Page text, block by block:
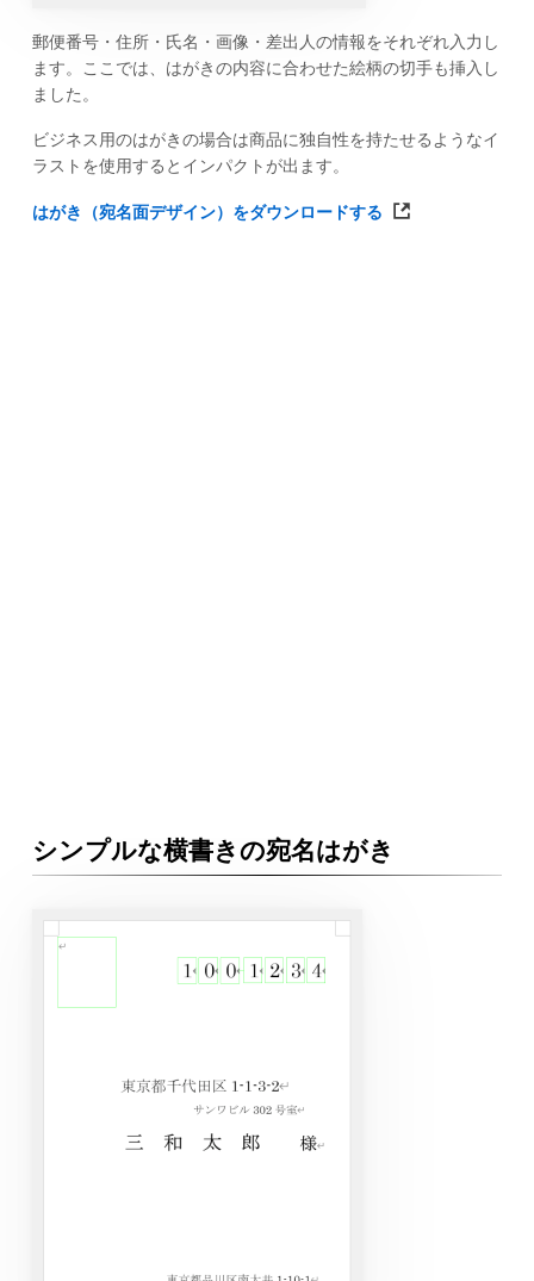
郵便番号・住所・氏名・画像・差出人の情報をそれぞれ入力し
ます。ここでは、はがきの内容に合わせた絵柄の切手も挿入し
ました。
ビジネス用のはがきの場合は商品に独自性を持たせるようなイ
ラストを使用するとインパクトが出ます。
はがき（宛名面デザイン）をダウンロードする
シンプルな横書きの宛名はがき